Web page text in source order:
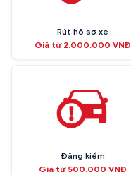
Rút hồ sơ xe
Giá từ 2.000.000 VNĐ
Đăng kiểm
Giá từ 500.000 VNĐ